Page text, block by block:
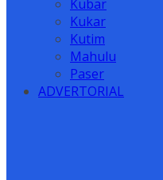
Kubar
Kukar
Kutim
Mahulu
Paser
ADVERTORIAL